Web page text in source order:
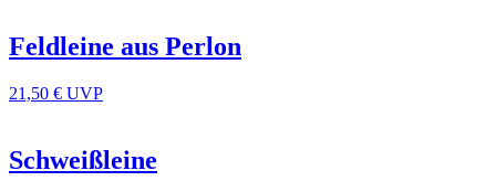
Feldleine aus Perlon
21,50 € UVP
Schweißleine